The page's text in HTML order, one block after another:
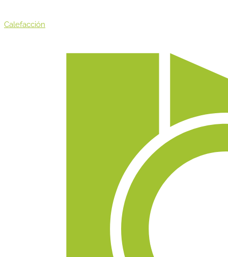
Calefacción